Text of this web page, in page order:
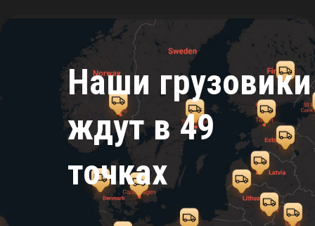
Наши грузовики
ждут в 49
точках